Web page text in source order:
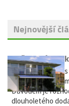
Nejnovější
Vyřazení
Vážení zákazníci,
nabídky výsuvné
Důvodem je
dlouholetého